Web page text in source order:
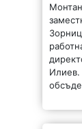
Илиев.